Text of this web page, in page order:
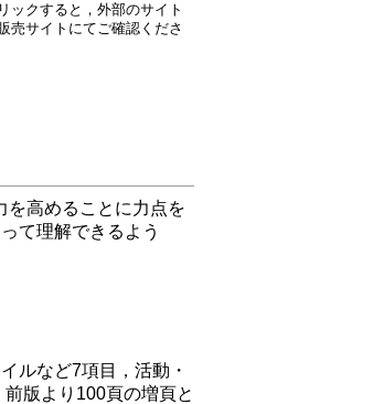
ックすると，外部のサイト
売サイトにてご確認くださ
を高めることに力点を
て理解できるよう
ルなど7項目，活動・
版より100頁の増頁と